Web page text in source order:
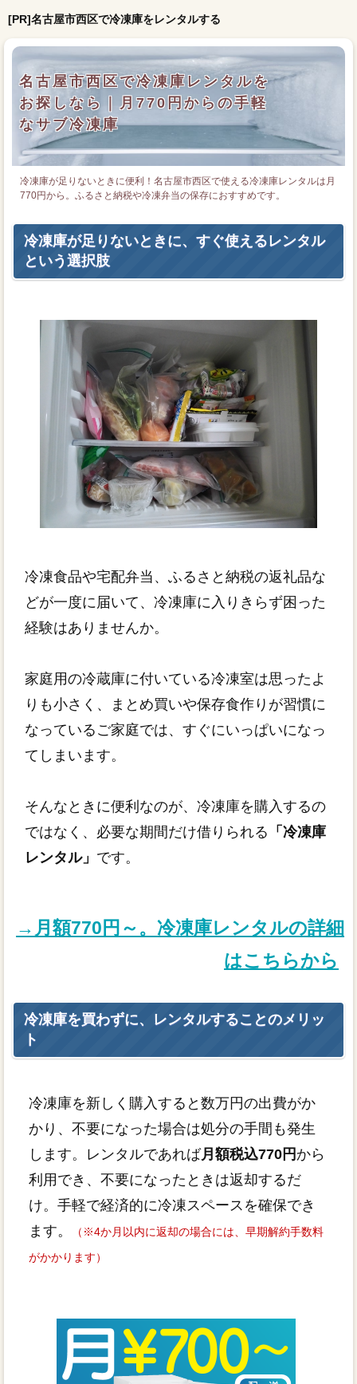
[PR]名古屋市西区で冷凍庫をレンタルする
名古屋市西区で冷凍庫レンタルを
お探しなら｜月770円からの手軽
なサブ冷凍庫
冷凍庫が足りないときに便利！名古屋市西区で使える冷凍庫レンタルは月
770円から。ふるさと納税や冷凍弁当の保存におすすめです。
冷凍庫が足りないときに、すぐ使えるレンタル
という選択肢
冷凍食品や宅配弁当、ふるさと納税の返礼品な
どが一度に届いて、冷凍庫に入りきらず困った
経験はありませんか。
家庭用の冷蔵庫に付いている冷凍室は思ったよ
りも小さく、まとめ買いや保存食作りが習慣に
なっているご家庭では、すぐにいっぱいになっ
てしまいます。
そんなときに便利なのが、冷凍庫を購入するの
ではなく、必要な期間だけ借りられる 「冷凍庫
レンタル」 です。
→月額770円～。冷凍庫レンタルの詳細
はこちらから
冷凍庫を買わずに、レンタルすることのメリッ
ト
冷凍庫を新しく購入すると数万円の出費がか
かり、不要になった場合は処分の手間も発生
します。レンタルであれば月額税込770円から
利用でき、不要になったときは返却するだ
け。手軽で経済的に冷凍スペースを確保でき
ます。
（※4か月以内に返却の場合には、早期解約手数料
がかかります）